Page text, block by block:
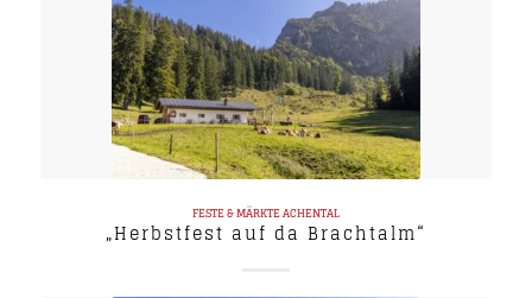
FESTE & MÄRKTEACHENTAL
„Herbstfest auf da Brachtalm“